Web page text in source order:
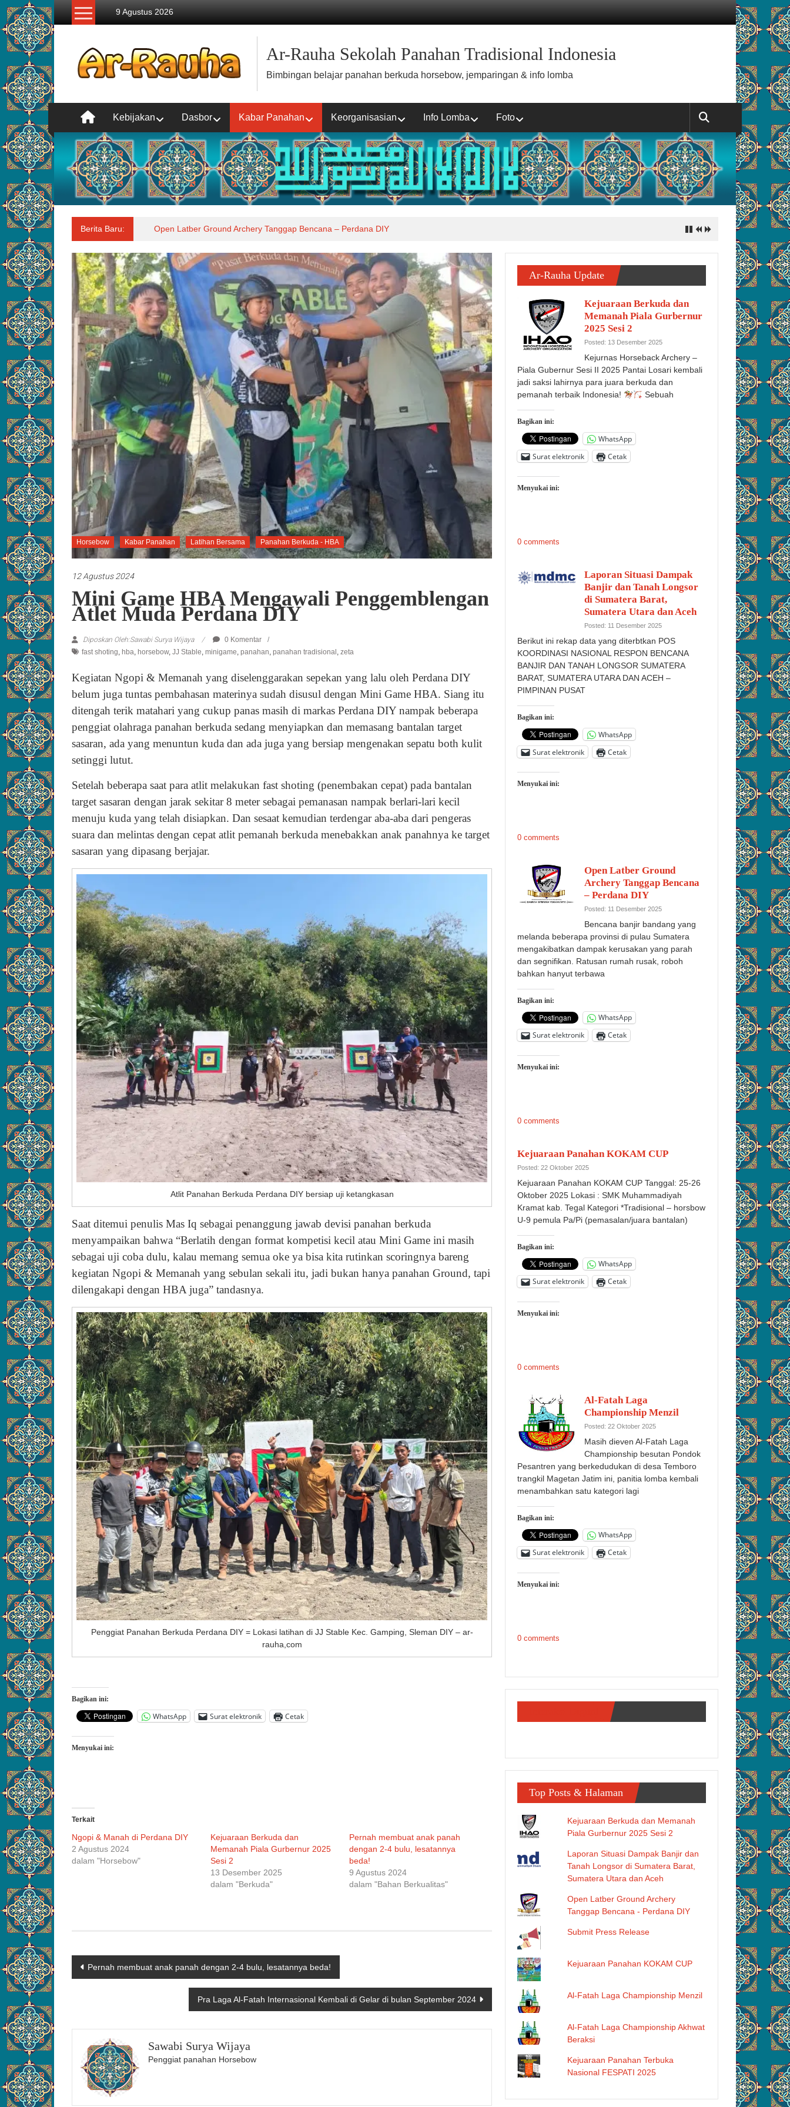
Lompat
konten
9 Agustus 2026
Ar-Rauha Sekolah Panahan Tradisional Indonesia
Bimbingan belajar panahan berkuda horsebow, jemparingan & info lomba
Kebijakan Dasbor Kabar Panahan Keorganisasian Info Lomba Foto
Berita Baru: Open Latber Ground Archery Tanggap Bencana – Perdana DIY
Horsebow Kabar Panahan Latihan Bersama Panahan Berkuda - HBA
12 Agustus 2024
Mini Game HBA Mengawali Penggemblengan
Atlet Muda Perdana DIY
Diposkan Oleh:Sawabi Surya Wijaya
0 Komentar
fast shoting, hba, horsebow, JJ Stable, minigame, panahan, panahan tradisional , zeta
Kegiatan Ngopi & Memanah yang diselenggarakan sepekan yang lalu oleh Perdana DIY
belum juga tuntas pembahasan materinya sudah disusul dengan Mini Game HBA. Siang itu
ditengah terik matahari yang cukup panas masih di markas Perdana DIY nampak beberapa
penggiat olahraga panahan berkuda sedang menyiapkan dan memasang bantalan target
sasaran, ada yang menuntun kuda dan ada juga yang bersiap mengenakan sepatu both kulit
setinggi lutut.
Setelah beberapa saat para atlit melakukan fast shoting (penembakan cepat) pada bantalan
target sasaran dengan jarak sekitar 8 meter sebagai pemanasan nampak berlari-lari kecil
menuju kuda yang telah disiapkan. Dan sesaat kemudian terdengar aba-aba dari pengeras
suara dan melintas dengan cepat atlit pemanah berkuda menebakkan anak panahnya ke target
sasaran yang dipasang berjajar.
Atlit Panahan Berkuda Perdana DIY bersiap uji ketangkasan
Saat ditemui penulis Mas Iq sebagai penanggung jawab devisi panahan berkuda
menyampaikan bahwa “Berlatih dengan format kompetisi kecil atau Mini Game ini masih
sebagai uji coba dulu, kalau memang semua oke ya bisa kita rutinkan scoringnya bareng
kegiatan Ngopi & Memanah yang sebulan sekali itu, jadi bukan hanya panahan Ground, tapi
dilengakapi dengan HBA juga” tandasnya.
Penggiat Panahan Berkuda Perdana DIY = Lokasi latihan di JJ Stable Kec. Gamping, Sleman DIY – ar-
rauha,com
Bagikan ini:
WhatsApp Surat elektronik Cetak
Menyukai ini:
Terkait
Ngopi & Manah di Perdana DIY
2 Agustus 2024
dalam "Horsebow"
Kejuaraan Berkuda dan
Memanah Piala Gurbernur 2025
Sesi 2
13 Desember 2025
dalam "Berkuda"
Pernah membuat anak panah
dengan 2-4 bulu, lesatannya
beda!
9 Agustus 2024
dalam "Bahan Berkualitas"
Navigasi
Pernah membuat anak panah dengan 2-4 bulu, lesatannya beda!
Pra Laga Al-Fatah Internasional Kembali di Gelar di bulan September 2024
Sawabi Surya Wijaya
Penggiat panahan Horsebow
Ar-Rauha Update
Kejuaraan Berkuda dan
Memanah Piala Gurbernur
2025 Sesi 2
Posted: 13 Desember 2025
Kejurnas Horseback Archery –
Piala Gubernur Sesi II 2025 Pantai Losari kembali
jadi saksi lahirnya para juara berkuda dan
pemanah terbaik Indonesia!
Sebuah
Bagikan ini:
WhatsApp
Surat elektronik
Cetak
Menyukai ini:
0 comments
Laporan Situasi Dampak
Banjir dan Tanah Longsor
di Sumatera Barat,
Sumatera Utara dan Aceh
Posted: 11 Desember 2025
Berikut ini rekap data yang diterbtkan POS
KOORDINASI NASIONAL RESPON BENCANA
BANJIR DAN TANAH LONGSOR SUMATERA
BARAT, SUMATERA UTARA DAN ACEH –
PIMPINAN PUSAT
Bagikan ini:
WhatsApp
Surat elektronik
Cetak
Menyukai ini:
0 comments
Open Latber Ground
Archery Tanggap Bencana
– Perdana DIY
Posted: 11 Desember 2025
Bencana banjir bandang yang
melanda beberapa provinsi di pulau Sumatera
mengakibatkan dampak kerusakan yang parah
dan segnifikan. Ratusan rumah rusak, roboh
bahkan hanyut terbawa
Bagikan ini:
WhatsApp
Surat elektronik
Cetak
Menyukai ini:
0 comments
Kejuaraan Panahan KOKAM CUP
Posted: 22 Oktober 2025
Kejuaraan Panahan KOKAM CUP Tanggal: 25-26
Oktober 2025 Lokasi : SMK Muhammadiyah
Kramat kab. Tegal Kategori *Tradisional – horsbow
U-9 pemula Pa/Pi (pemasalan/juara bantalan)
Bagikan ini:
WhatsApp
Surat elektronik
Cetak
Menyukai ini:
0 comments
Al-Fatah Laga
Championship Menzil
Posted: 22 Oktober 2025
Masih dieven Al-Fatah Laga
Championship besutan Pondok
Pesantren yang berkedudukan di desa Temboro
trangkil Magetan Jatim ini, panitia lomba kembali
menambahkan satu kategori lagi
Bagikan ini:
WhatsApp
Surat elektronik
Cetak
Menyukai ini:
0 comments
Top Posts & Halaman
Kejuaraan Berkuda dan Memanah
Piala Gurbernur 2025 Sesi 2
Laporan Situasi Dampak Banjir dan
Tanah Longsor di Sumatera Barat,
Sumatera Utara dan Aceh
Open Latber Ground Archery
Tanggap Bencana - Perdana DIY
Submit Press Release
Kejuaraan Panahan KOKAM CUP
Al-Fatah Laga Championship Menzil
Al-Fatah Laga Championship Akhwat
Beraksi
Kejuaraan Panahan Terbuka
Nasional FESPATI 2025